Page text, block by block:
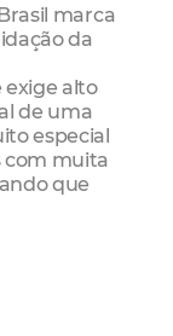
marca
da
exige alto
de uma
especial
com muita
que